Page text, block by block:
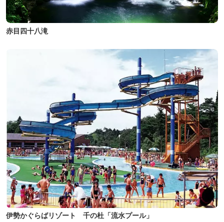
赤目四十八滝
伊勢かぐらばリゾート 千の杜「流水プール」